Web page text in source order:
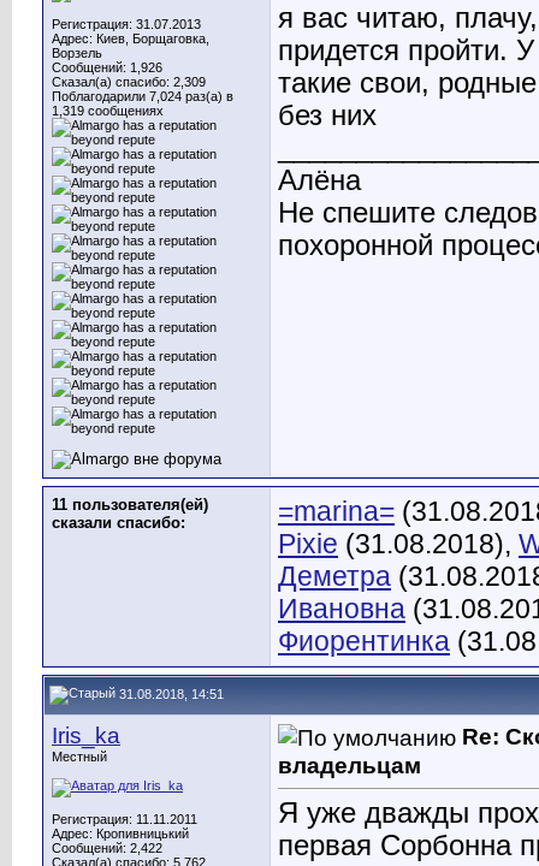
Регистрация: 31.07.2013
Адрес: Киев, Борщаговка,
Ворзель
Сообщений: 1,926
Сказал(а) спасибо: 2,309
Поблагодарили 7,024 раз(а) в
1,319 сообщениях
я вас читаю,
придется пройти.
такие свои,
без них
Алёна
Не спешите
похоронной
11 пользователя(ей)
сказали cпасибо:
=marina=
Pixie (31.08.2018),
Деметра
Ивановна
Фиорентинка
31.08.2018, 14:51
Iris_ka
Местный
Регистрация: 11.11.2011
Адрес: Кропивницький
Сообщений: 2,422
Сказал(а) спасибо: 5,762
Re:
владельцам
Я уже дважды
первая Сорбонна